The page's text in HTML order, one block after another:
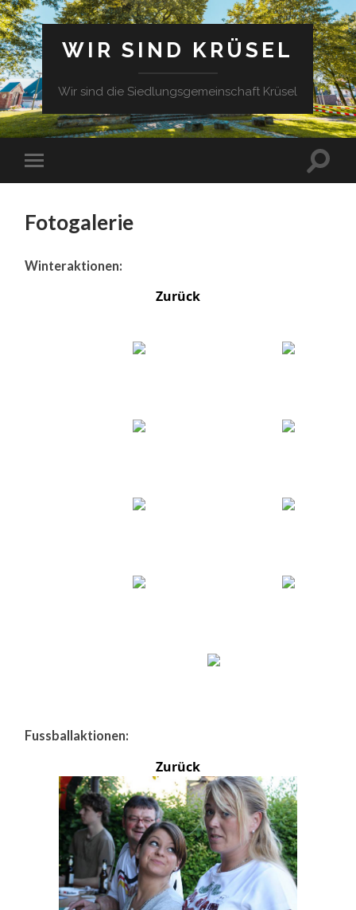
WIR SIND KRÜSEL
Wir sind die Siedlungsgemeinschaft Krüsel
Fotogalerie
Winteraktionen:
Zurück
Fussballaktionen:
Zurück